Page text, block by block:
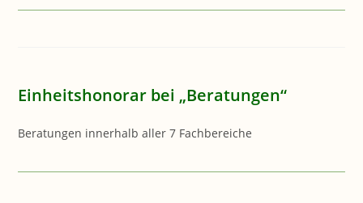
Einheitshonorar bei „Beratungen“
Beratungen innerhalb aller 7 Fachbereiche